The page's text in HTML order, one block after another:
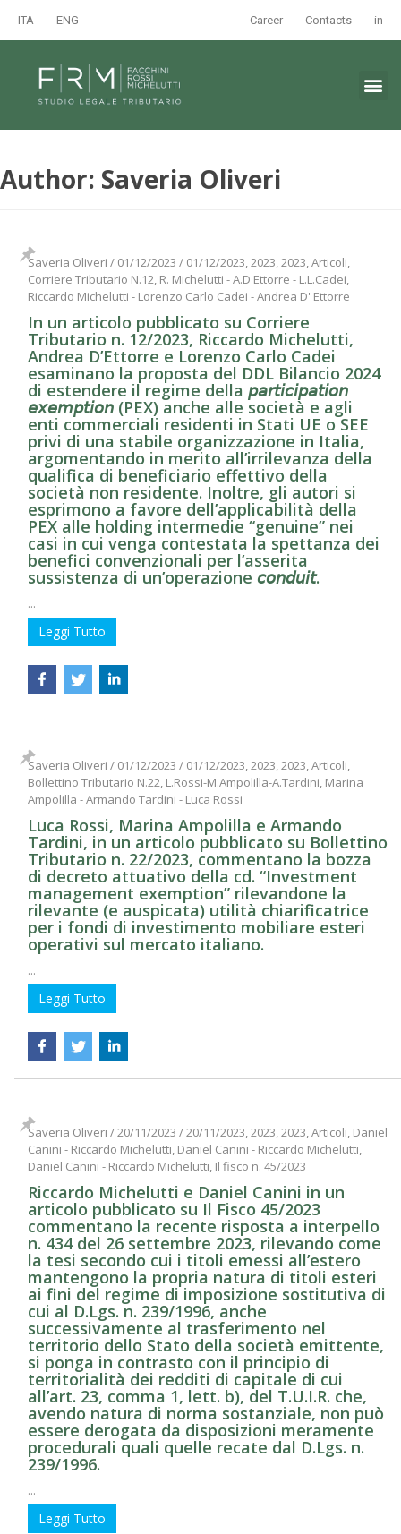
ITA ENG Career Contacts in
Author: Saveria Oliveri
Saveria Oliveri / 01/12/2023 / 01/12/2023, 2023, 2023, Articoli,
Corriere Tributario N.12, R. Michelutti - A.D'Ettorre - L.L.Cadei,
Riccardo Michelutti - Lorenzo Carlo Cadei - Andrea D' Ettorre
In un articolo pubblicato su Corriere
Tributario n. 12/2023, Riccardo Michelutti,
Andrea D’Ettorre e Lorenzo Carlo Cadei
esaminano la proposta del DDL Bilancio 2024
di estendere il regime della 𝘱𝘢𝘳𝘵𝘪𝘤𝘪𝘱𝘢𝘵𝘪𝘰𝘯
𝘦𝘹𝘦𝘮𝘱𝘵𝘪𝘰𝘯 (PEX) anche alle società e agli
enti commerciali residenti in Stati UE o SEE
privi di una stabile organizzazione in Italia,
argomentando in merito all’irrilevanza della
qualifica di beneficiario effettivo della
società non residente. Inoltre, gli autori si
esprimono a favore dell’applicabilità della
PEX alle holding intermedie “genuine” nei
casi in cui venga contestata la spettanza dei
benefici convenzionali per l’asserita
sussistenza di un’operazione 𝘤𝘰𝘯𝘥𝘶𝘪𝘵.
...
Leggi Tutto
Saveria Oliveri / 01/12/2023 / 01/12/2023, 2023, 2023, Articoli,
Bollettino Tributario N.22, L.Rossi-M.Ampolilla-A.Tardini, Marina
Ampolilla - Armando Tardini - Luca Rossi
Luca Rossi, Marina Ampolilla e Armando
Tardini, in un articolo pubblicato su Bollettino
Tributario n. 22/2023, commentano la bozza
di decreto attuativo della cd. “Investment
management exemption” rilevandone la
rilevante (e auspicata) utilità chiarificatrice
per i fondi di investimento mobiliare esteri
operativi sul mercato italiano.
...
Leggi Tutto
Saveria Oliveri /20/11/2023 /20/11/2023, 2023, 2023, Articoli, Daniel
Canini - Riccardo Michelutti, Daniel Canini - Riccardo Michelutti,
Daniel Canini - Riccardo Michelutti, Il fisco n. 45/2023
Riccardo Michelutti e Daniel Canini in un
articolo pubblicato su Il Fisco 45/2023
commentano la recente risposta a interpello
n. 434 del 26 settembre 2023, rilevando come
la tesi secondo cui i titoli emessi all’estero
mantengono la propria natura di titoli esteri
ai fini del regime di imposizione sostitutiva di
cui al D.Lgs. n. 239/1996, anche
successivamente al trasferimento nel
territorio dello Stato della società emittente,
si ponga in contrasto con il principio di
territorialità dei redditi di capitale di cui
all’art. 23, comma 1, lett. b), del T.U.I.R. che,
avendo natura di norma sostanziale, non può
essere derogata da disposizioni meramente
procedurali quali quelle recate dal D.Lgs. n.
239/1996.
...
Leggi Tutto